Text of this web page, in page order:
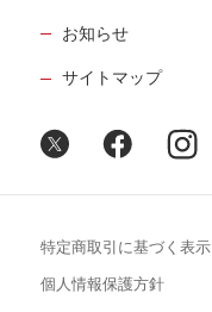
お知らせ
サイトマップ
特定商取引に基づく表示
個人情報保護方針